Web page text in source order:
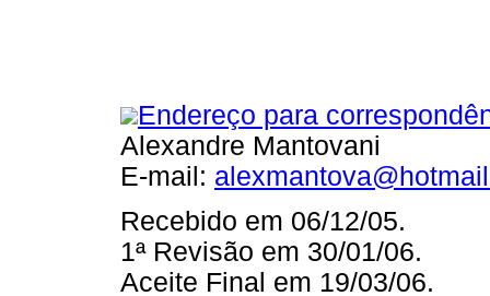
Endereço para
Alexandre Mantovani
E-mail:
Recebido em 06/12/05.
1ª Revisão em 30/01/06.
Aceite Final em 19/03/06.